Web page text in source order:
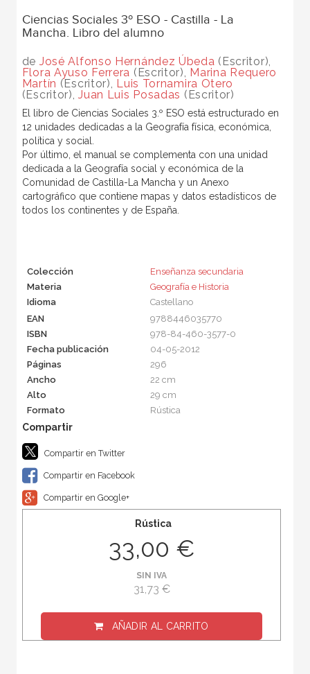
Ciencias Sociales 3º ESO - Castilla - La
Mancha. Libro del alumno
de José Alfonso Hernández Úbeda (Escritor),
Flora Ayuso Ferrera (Escritor), Marina Requero
Martín (Escritor), Luis Tornamira Otero
(Escritor),Juan Luis Posadas (Escritor)
El libro de Ciencias Sociales 3.º ESO está estructurado en
12 unidades dedicadas a la Geografía física, económica,
política y social.
Por último, el manual se complementa con una unidad
dedicada a la Geografía social y económica de la
Comunidad de Castilla-La Mancha y un Anexo
cartográfico que contiene mapas y datos estadísticos de
todos los continentes y de España.
Colección
Enseñanza secundaria
Materia
Geografía e Historia
Idioma
Castellano
EAN
9788446035770
ISBN
978-84-460-3577-0
Fecha publicación
04-05-2012
Páginas
296
Ancho
22 cm
Alto
29 cm
Formato
Rústica
Compartir en Twitter
Compartir en Facebook
Compartir en Google+
Rústica
33,00 €
SIN IVA
31,73 €
AÑADIR AL CARRITO